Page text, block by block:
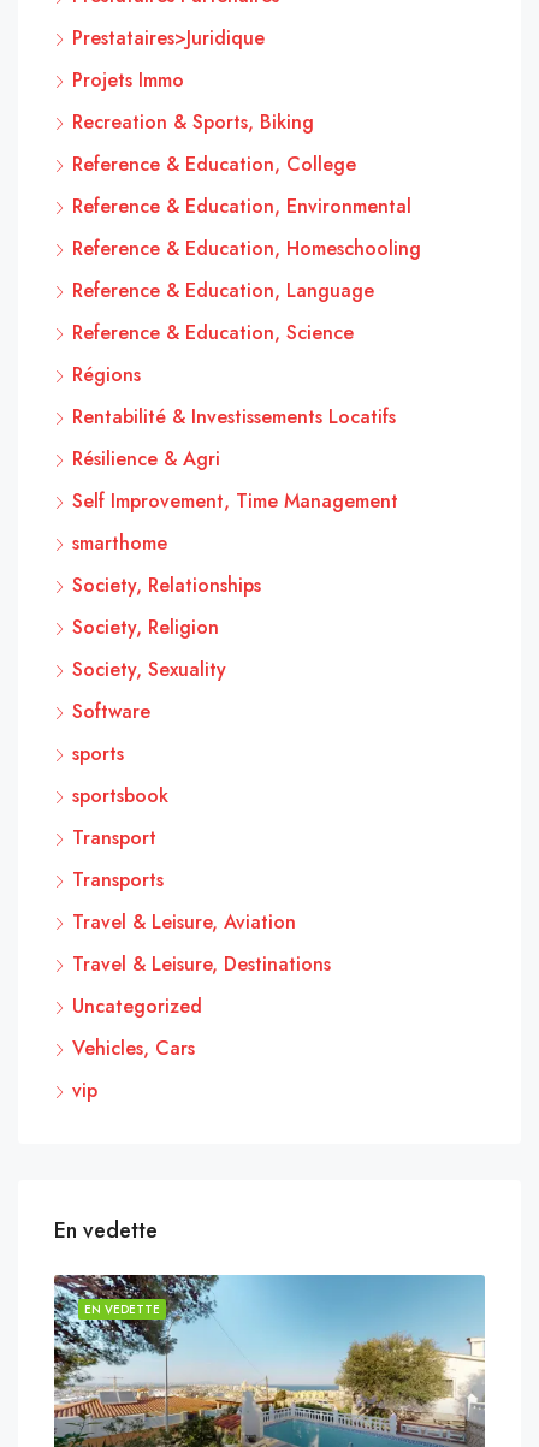
Prestataires>Juridique
Projets Immo
Recreation & Sports, Biking
Reference & Education, College
Reference & Education, Environmental
Reference & Education, Homeschooling
Reference & Education, Language
Reference & Education, Science
Régions
Rentabilité & Investissements Locatifs
Résilience & Agri
Self Improvement, Time Management
smarthome
Society, Relationships
Society, Religion
Society, Sexuality
Software
sports
sportsbook
Transport
Transports
Travel & Leisure, Aviation
Travel & Leisure, Destinations
Uncategorized
Vehicles, Cars
vip
En vedette
EN VEDETTE